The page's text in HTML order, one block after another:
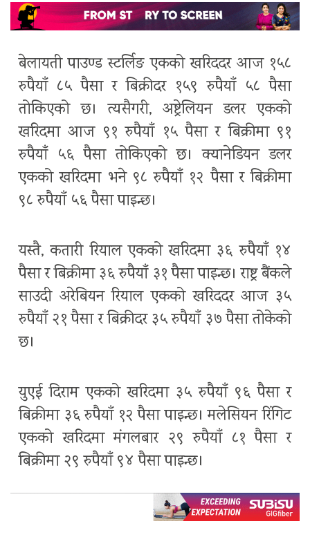
बेलायती पाउण्ड स्टर्लिङ एकको खरिददर आज १५८
रुपैयाँ ८५ पैसा र बिक्रीदर १५९ रुपैयाँ ५८ पैसा
तोकिएको छ। त्यसैगरी, अष्ट्रेलियन डलर एकको
खरिदमा आज ९१ रुपैयाँ १५ पैसा र बिक्रीमा ९१
रुपैयाँ ५६ पैसा तोकिएको छ। क्यानेडियन डलर
एकको खरिदमा भने ९८ रुपैयाँ १२ पैसा र बिक्रीमा
९८ रुपैयाँ ५६ पैसा पाइन्छ।
यस्तै, कतारी रियाल एकको खरिदमा ३६ रुपैयाँ १४
पैसा र बिक्रीमा ३६ रुपैयाँ ३१ पैसा पाइन्छ। राष्ट्र बैंकले
साउदी अरेबियन रियाल एकको खरिददर आज ३५
रुपैयाँ २१ पैसा र बिक्रीदर ३५ रुपैयाँ ३७ पैसा तोकेको
छ।
युएई दिराम एकको खरिदमा ३५ रुपैयाँ ९६ पैसा र
बिक्रीमा ३६ रुपैयाँ १२ पैसा पाइन्छ। मलेसियन रिंगिट
एकको खरिदमा मंगलबार २९ रुपैयाँ ८१ पैसा र
बिक्रीमा २९ रुपैयाँ ९४ पैसा पाइन्छ।